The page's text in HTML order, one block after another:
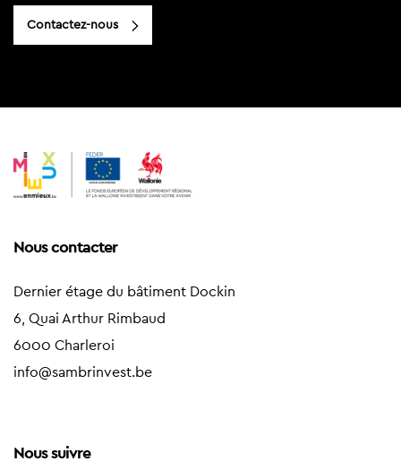
Contactez-nous
Nous contacter
Dernier étage du bâtiment Dockin
6, Quai Arthur Rimbaud
6000 Charleroi
info@sambrinvest.be
Nous suivre